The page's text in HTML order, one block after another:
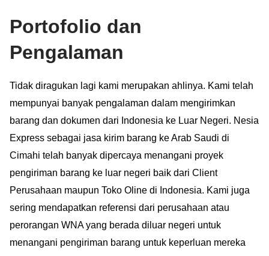
Portofolio dan
Pengalaman
Tidak diragukan lagi kami merupakan ahlinya. Kami telah
mempunyai banyak pengalaman dalam mengirimkan
barang dan dokumen dari Indonesia ke Luar Negeri. Nesia
Express sebagai jasa kirim barang ke Arab Saudi di
Cimahi telah banyak dipercaya menangani proyek
pengiriman barang ke luar negeri baik dari Client
Perusahaan maupun Toko Oline di Indonesia. Kami juga
sering mendapatkan referensi dari perusahaan atau
perorangan WNA yang berada diluar negeri untuk
menangani pengiriman barang untuk keperluan mereka